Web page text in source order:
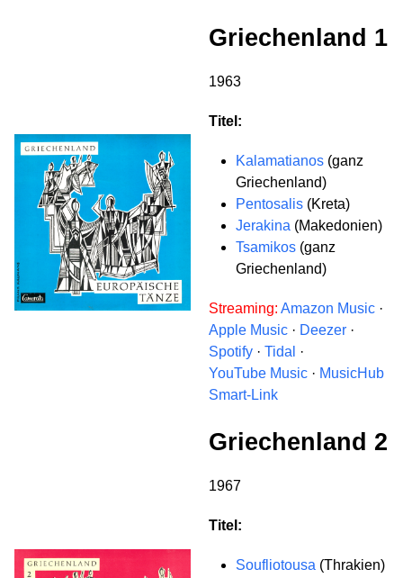
Griechenland 1
1963
Titel:
Kalamatianos (ganz
Griechenland)
Pentosalis (Kreta)
Jerakina (Makedonien)
Tsamikos (ganz
Griechenland)
Streaming: Amazon Music ·
Apple Music · Deezer ·
Spotify · Tidal ·
YouTube Music · MusicHub
Smart-Link
Griechenland 2
1967
Titel:
Soufliotousa (Thrakien)